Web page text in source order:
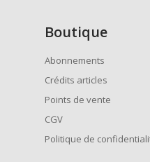
Boutique
Abonnements
Crédits articles
Points de vente
CGV
Politique de